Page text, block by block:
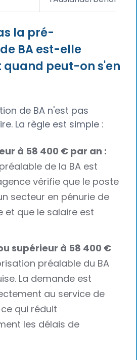
la pré-
BA est-elle
peut-on s'en
de BA n'est pas
La règle est simple :
à 58 400 € par an :
de la BA est
vérifie que le poste
secteur en pénurie de
que le salaire est
supérieur à 58 400 €
préalable du BA
La demande est
au service de
qui réduit
les délais de